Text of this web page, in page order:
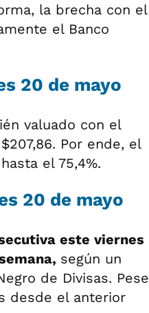
la brecha con el
el Banco
20 de mayo
valuado con el
Por ende, el
el 75,4%.
20 de mayo
este viernes
según un
de Divisas. Pese
desde el anterior